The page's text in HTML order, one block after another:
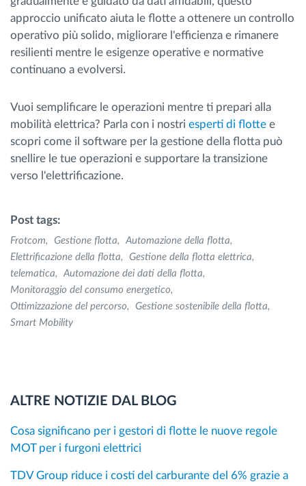
approccio unificato aiuta le flotte a ottenere un controllo
operativo più solido, migliorare l'efficienza e rimanere
resilienti mentre le esigenze operative e normative
continuano a evolversi.
Vuoi semplificare le operazioni mentre ti prepari alla
mobilità elettrica? Parla con i nostri esperti di flotte e
scopri come il software per la gestione della flotta può
snellire le tue operazioni e supportare la transizione
verso l'elettrificazione.
Post tags:
Frotcom Gestione flotta
Automazione della flotta
Elettrificazione della flotta
Gestione della flotta elettrica
telematica
Automazione dei dati della flotta
Monitoraggio del consumo energetico
Ottimizzazione del percorso
Gestione sostenibile della flotta
Smart Mobility
ALTRE NOTIZIE DAL BLOG
Cosa significano per i gestori di flotte le nuove regole
MOT per i furgoni elettrici
TDV Group riduce i costi del carburante del 6% grazie a